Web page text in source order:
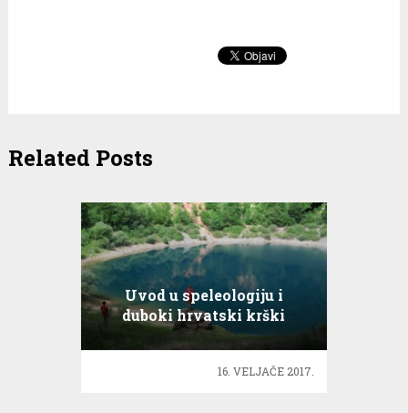
Related Posts
Uvod u speleologiju i
duboki hrvatski krški
izvori
16. VELJAČE 2017.